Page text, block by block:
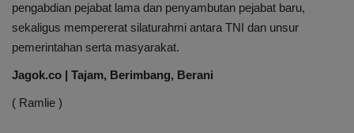
pengabdian pejabat lama dan penyambutan pejabat baru,
sekaligus mempererat silaturahmi antara TNI dan unsur
pemerintahan serta masyarakat.
Jagok.co | Tajam, Berimbang, Berani
( Ramlie )